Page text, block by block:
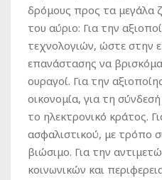
δρόμους προς τα μεγάλα
του αύριο: Για την
τεχνολογιών, ώστε στην
επανάστασης να
ουραγοί. Για την
οικονομία, για τη
το ηλεκτρονικό κράτος.
ασφαλιστικού, με τρόπο
βιώσιμο. Για την
κοινωνικών και